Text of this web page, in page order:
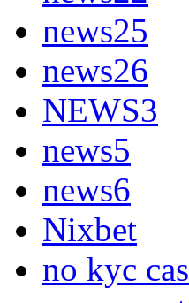
news25
news26
NEWS3
news5
news6
Nixbet
no kyc